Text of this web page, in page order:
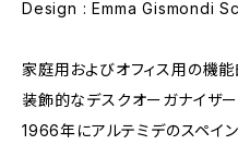
Design : Emma Gismondi
家庭用およびオフィス用の機
装飾的なデスクオーガナイザー
1966年にアルテミデのスペイ